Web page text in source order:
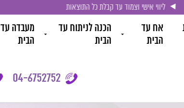
אישי וצמוד עד קבלת כל התוצאות
אח עד
הבית
הכנה לניתוח עד
הבית
מעבדה עד
הבית
04-6752752